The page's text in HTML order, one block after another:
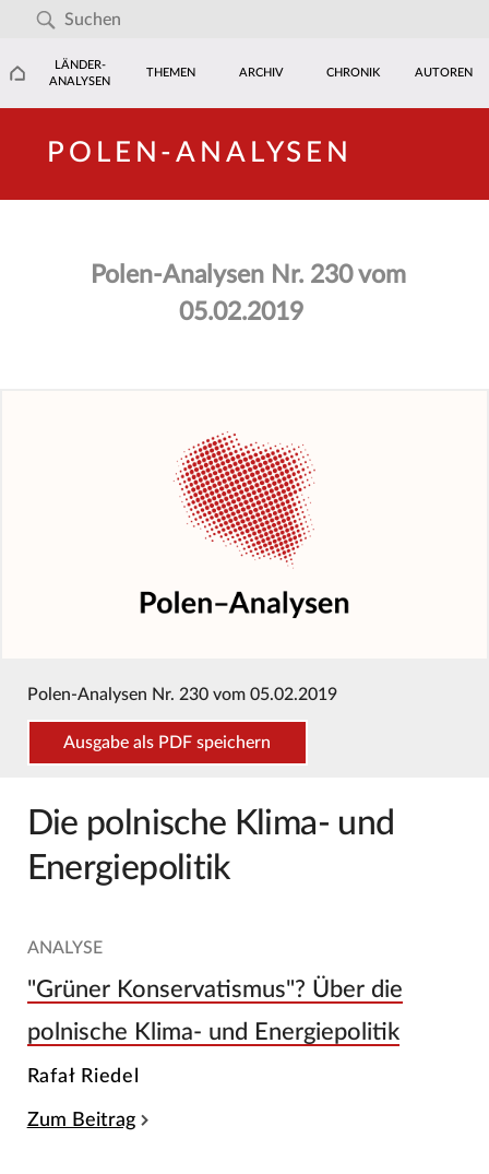
LÄNDER-
ANALYSEN
THEMEN ARCHIV CHRONIK AUTOREN
POLEN-ANALYSEN
Polen-Analysen Nr. 230 vom
05.02.2019
Polen-Analysen Nr. 230 vom 05.02.2019
Ausgabe als PDF speichern
Die polnische Klima- und
Energiepolitik
ANALYSE
"Grüner Konservatismus"? Über die
polnische Klima- und Energiepolitik
Rafał Riedel
Zum Beitrag